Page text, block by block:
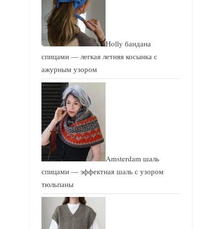
Holly бандана
спицами — легкая летняя косынка с
ажурным узором
Amsterdam шаль
спицами — эффектная шаль с узором
тюльпаны